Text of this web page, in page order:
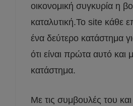
οικονομική συγκυρία η
καταλυτική.Το site κάθε
ένα δεύτερο κατάστημα
ότι είναι πρώτα αυτό και
κατάστημα.
Με τις συμβουλές του